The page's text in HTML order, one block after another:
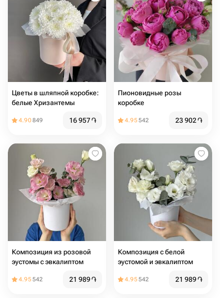
Цвeты в шляпной коробке:
белые Хризантемы
4.90849 16 957֏
Пионовидные розы
коробке
4.95542 23 902֏
Композиция из розовой
эустомы с эвкалиптом
4.95542 21 989֏
Композиция с белой
эустомой и эвкалиптом
4.95542 21 989֏